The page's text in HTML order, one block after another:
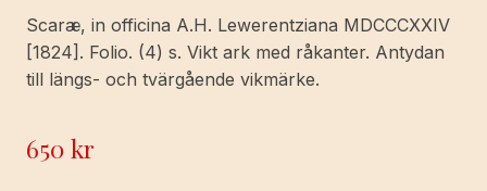
Scaræ, in officina A.H. Lewerentziana MDCCCXXIV
[1824]. Folio. (4) s. Vikt ark med råkanter. Antydan
till längs- och tvärgående vikmärke.
650kr